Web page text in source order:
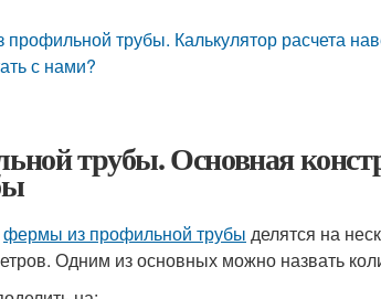
трубы. Калькулятор расчета
с нами?
трубы. Основная
фермы из профильной трубы делятся на
Одним из основных можно назвать